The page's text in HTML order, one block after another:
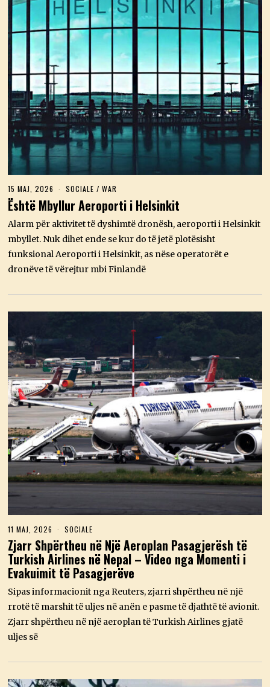
15 MAJ, 2026
M
A
J
,
0
2
6
SOCIALE / WAR
Është Mbyllur Aeroporti i Helsinkit
Alarm për aktivitet të dyshimtë dronësh, aeroporti i Helsinkit
mbyllet. Nuk dihet ende se kur do të jetë plotësisht
funksional Aeroporti i Helsinkit, as nëse operatorët e
dronëve të vërejtur mbi Finlandë
11 MAJ, 2026
2
M
A
J
,
0
2
SOCIALE
Zjarr Shpërtheu në Një Aeroplan Pasagjerësh të
Turkish Airlines në Nepal – Video nga Momenti i
Evakuimit të Pasagjerëve
Sipas informacionit nga Reuters, zjarri shpërtheu në një
rrotë të marshit të uljes në anën e pasme të djathtë të avionit.
Zjarr shpërtheu në një aeroplan të Turkish Airlines gjatë
uljes së